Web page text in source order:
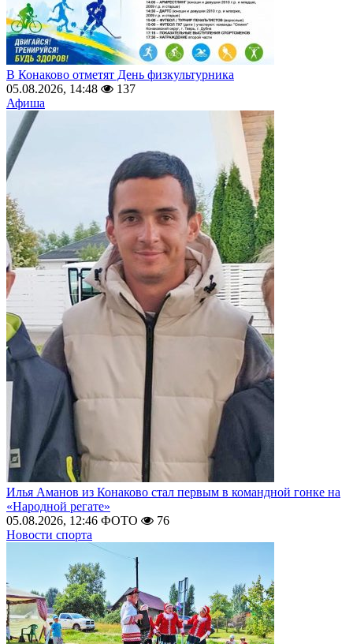
В Конаково отметят День физкультурника
05.08.2026, 14:48
137
Афиша
Илья Аманов из Конаково стал первым в командной гонке на
«Народной регате»
05.08.2026, 12:46 ФОТО
76
Новости спорта